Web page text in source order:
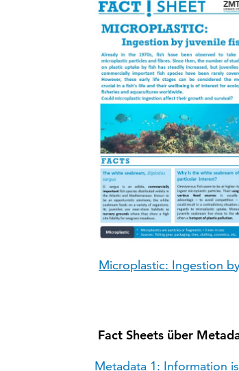
Microplastic: Ingestion
Fact Sheets über
Metadata 1: Information